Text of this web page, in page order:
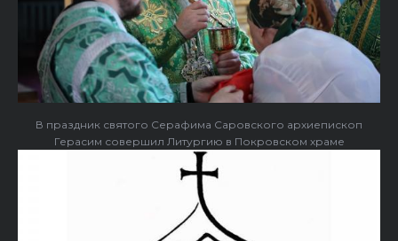
В праздник святого Серафима Саровского архиепископ
Герасим совершил Литургию в Покровском храме